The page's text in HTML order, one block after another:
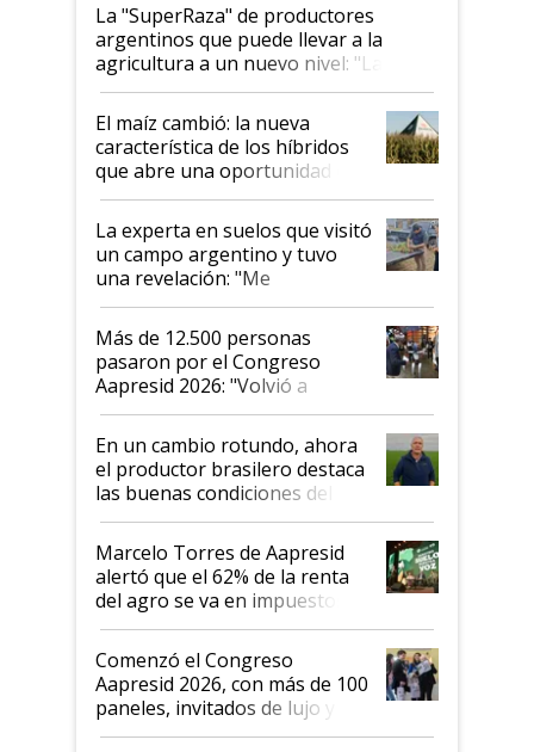
La "SuperRaza" de productores
argentinos que puede llevar a la
agricultura a un nuevo nivel: "Las
posibilidades de crecimiento son
infinitas"
El maíz cambió: la nueva
característica de los híbridos
que abre una oportunidad en
el lote
La experta en suelos que visitó
un campo argentino y tuvo
una revelación: "Me
impresionó mucho"
Más de 12.500 personas
pasaron por el Congreso
Aapresid 2026: "Volvió a
demostrar que hablar del
suelo es hablar de todo el
sistema productivo"
En un cambio rotundo, ahora
el productor brasilero destaca
las buenas condiciones del
agro argentino para invertir:
"Los veo más motivados"
Marcelo Torres de Aapresid
alertó que el 62% de la renta
del agro se va en impuestos:
"No es bueno que en
Argentina se sigan discutiendo
las mismas cosas de hace 50
años"
Comenzó el Congreso
Aapresid 2026, con más de 100
paneles, invitados de lujo y
todas las tendencias